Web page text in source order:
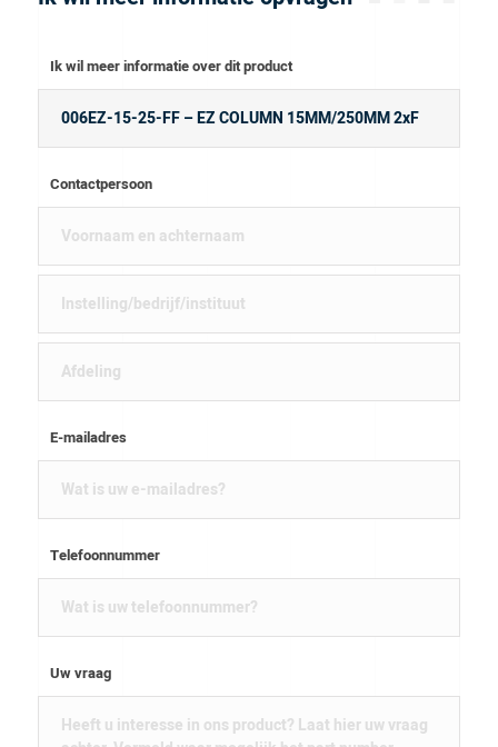
Ik wil meer informatie over dit product
Contactpersoon
E-mailadres
Telefoonnummer
Uw vraag